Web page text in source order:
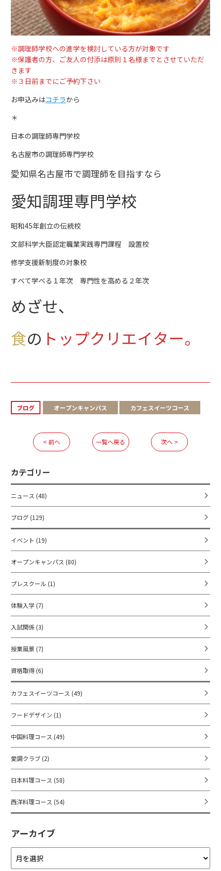
※調理師学校への進学を検討している方が対象です
※保護者の方、ご友人の付添は原則１名様までとさせていただ
きます
※３日前までにご予約下さい
お申込みはコチラから
＊
日本の調理師専門学校
名古屋市の調理師専門学校
愛知県名古屋市で調理師を目指すなら
愛知調理専門学校
昭和45年創立の伝統校
文部科学大臣認定職業実践専門課程 設置校
修学支援新制度の対象校
すべて学べる１年次 専門性を高める２年次
めざせ、
食の トップクリエイター。
ブログ オープンキャンパス カフェスイーツコース
< 前へ 一覧へ戻る 次へ >
カテゴリー
ニュース (48)
ブログ (129)
イベント (19)
オープンキャンパス (80)
プレスクール (1)
体験入学 (7)
入試関係 (3)
授業風景 (7)
資格取得 (6)
カフェスイーツコース (49)
フードデザイン (1)
中国料理コース (49)
愛調クラブ (2)
日本料理コース (58)
西洋料理コース (54)
アーカイブ
ー